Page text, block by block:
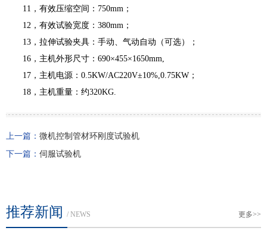
11，有效压缩空间：750mm；
12，有效试验宽度：380mm；
13，拉伸试验夹具：手动、气动自动（可选）；
16，主机外形尺寸：690×455×1650mm,
17，主机电源：0.5KW/AC220V±10%,0.75KW；
18，主机重量：约320KG.
上一篇： 微机控制管材环刚度试验机
下一篇： 伺服试验机
推荐新闻 / NEWS 更多>>